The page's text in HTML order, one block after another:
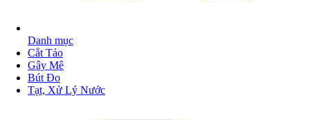
Danh mục
Cắt Tảo
Gây Mê
Bút Đo
Tạt, Xử Lý Nước